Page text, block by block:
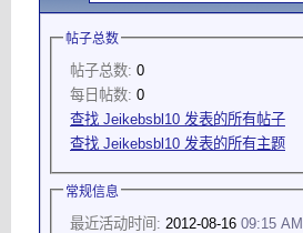
帖子总数
帖子总数: 0
每日帖数: 0
查找 Jeikebsbl10 发表的所有帖子
查找 Jeikebsbl10 发表的所有主题
常规信息
最近活动时间: 2012-08-16 09:15 AM